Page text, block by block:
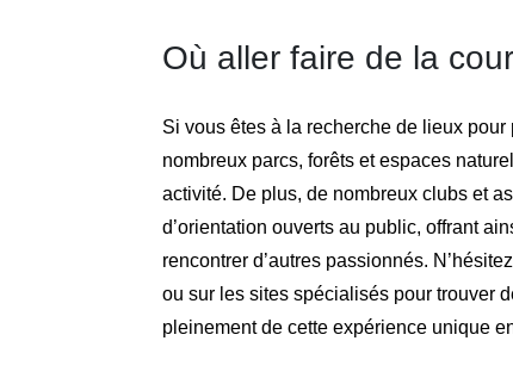
Où aller faire de la
Si vous êtes à la recherche de lieux
nombreux parcs, forêts et espaces
activité. De plus, de nombreux clubs et
d’orientation ouverts au public, offrant
rencontrer d’autres passionnés.
ou sur les sites spécialisés pour trouver
pleinement de cette expérience unique